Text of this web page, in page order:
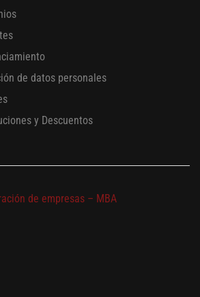
de datos personales
y Descuentos
familiares
de empresas – MBA